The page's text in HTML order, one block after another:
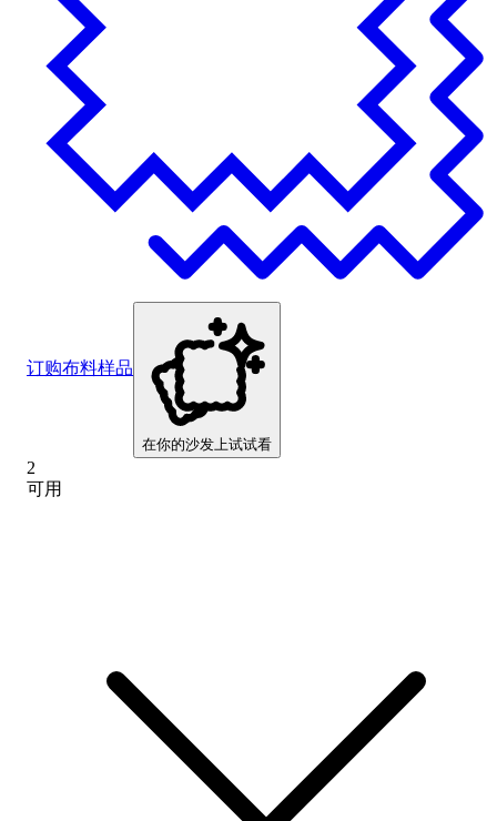
订购布料样品
在你的沙发上试试看
2
可用